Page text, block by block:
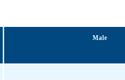
Male